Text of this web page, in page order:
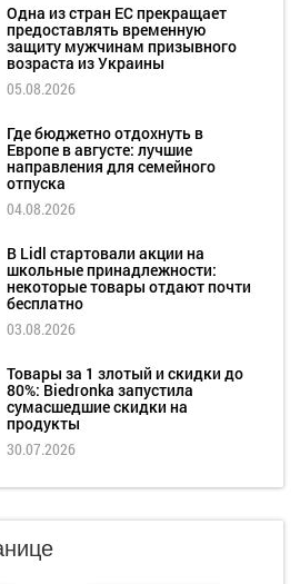
Одна из стран ЕС прекращает
предоставлять временную
защиту мужчинам призывного
возраста из Украины
05.08.2026
Где бюджетно отдохнуть в
Европе в августе: лучшие
направления для семейного
отпуска
04.08.2026
В Lidl стартовали акции на
школьные принадлежности:
некоторые товары отдают почти
бесплатно
03.08.2026
Товары за 1 злотый и скидки до
80%: Biedronka запустила
сумасшедшие скидки на
продукты
30.07.2026